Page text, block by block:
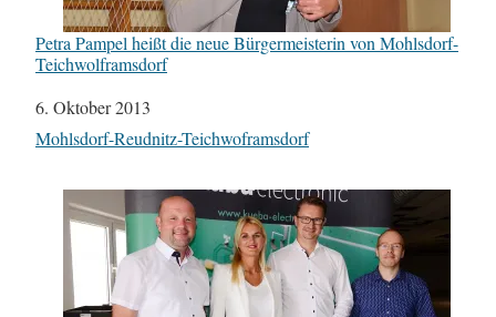
Petra Pampel heißt die neue Bürgermeisterin von Mohlsdorf-
Teichwolframsdorf
Datum
6. Oktober 2013
In Bezug auf
Mohlsdorf-Reudnitz-Teichwoframsdorf